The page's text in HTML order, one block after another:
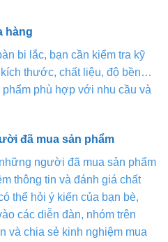
hàng
bi lắc, bạn cần kiểm tra kỹ
thước, chất liệu, độ bền…
phù hợp với nhu cầu và
đã mua sản phẩm
người đã mua sản phẩm
thông tin và đánh giá chất
thể hỏi ý kiến của bạn bè,
các diễn đàn, nhóm trên
và chia sẻ kinh nghiệm mua